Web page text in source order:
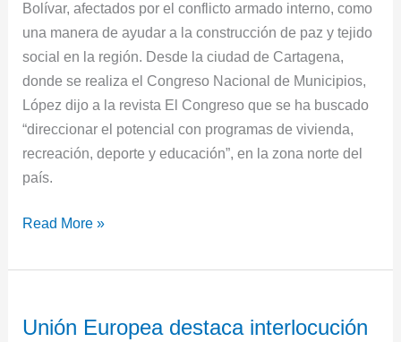
Bolívar, afectados por el conflicto armado interno, como
una manera de ayudar a la construcción de paz y tejido
social en la región. Desde la ciudad de Cartagena,
donde se realiza el Congreso Nacional de Municipios,
López dijo a la revista El Congreso que se ha buscado
“direccionar el potencial con programas de vivienda,
recreación, deporte y educación”, en la zona norte del
país.
conflicto
Read More »
Unión Europea destaca interlocución
Europea